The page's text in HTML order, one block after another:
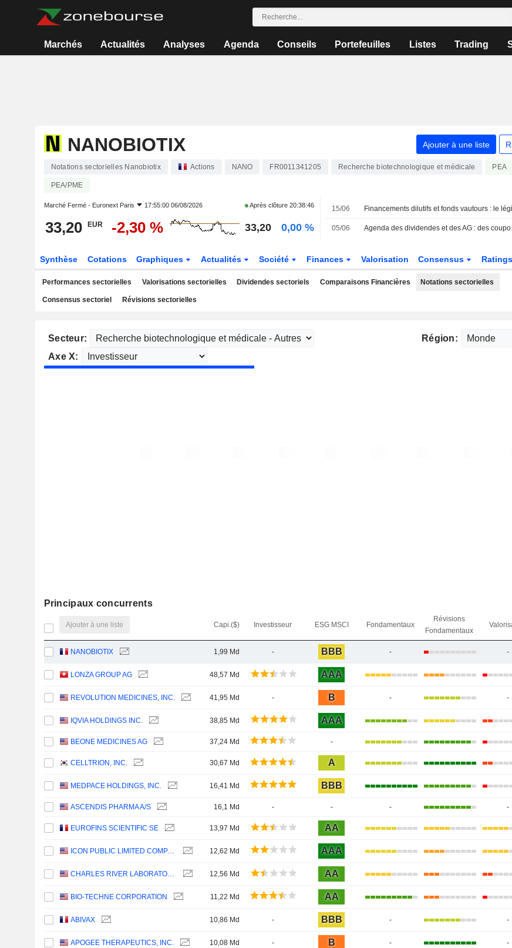
Marchés Actualités Analyses Agenda Conseils Portefeuilles Listes Trading
NANOBIOTIX Ajouter à une liste
Notations sectorielles Nanobiotix Actions NANO FR0011341205 Recherche biotechnologique et médicale PEA
PEA/PME
Marché Fermé - Euronext Paris 17:55:00 06/08/2026 Après clôture 20:38:46
33,20 EUR -2,30 % 33,20 0,00 %
15/06
05/06
Synthèse Cotations Graphiques Actualités Société Finances Valorisation Consensus Ratings
Performances sectorielles Valorisations sectorielles Dividendes sectoriels Comparaisons Financières Notations sectorielles
Consensus sectoriel Révisions sectorielles
Secteur:
Région:
Axe X:
Principaux concurrents
Ajouter à une liste Capi.($) Investisseur ESG MSCI Fondamentaux
Révisions
Fondamentaux
NANOBIOTIX 1,99 Md - BBB - -
LONZA GROUP AG 48,57 Md AAA
REVOLUTION MEDICINES, INC. 41,95 Md - B - -
IQVIA HOLDINGS INC. 38,85 Md AAA
BEONE MEDICINES AG 37,24 Md -
CELLTRION, INC. 30,67 Md A
MEDPACE HOLDINGS, INC. 16,41 Md BBB
ASCENDIS PHARMA A/S 16,1 Md - - - -
EUROFINS SCIENTIFIC SE 13,97 Md AA
ICON PUBLIC LIMITED COMPANY 12,62 Md AAA
CHARLES RIVER LABORATORIES INTERNATIONAL, INC. 12,56 Md AA
BIO-TECHNE CORPORATION 11,22 Md AA
ABIVAX 10,86 Md - BBB - -
APOGEE THERAPEUTICS, INC. 10,08 Md - B - -